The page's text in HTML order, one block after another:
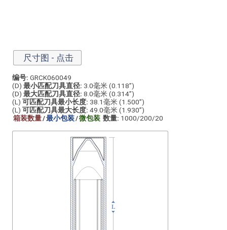
尺寸图 - 点击
编号: GRCK060049
(D) 最小匹配刀具直径: 3.0毫米 (0.118”)
(D) 最大匹配刀具直径: 8.0毫米 (0.314”)
(L) 可匹配刀具最小长度: 38.1毫米 (1.500”)
(L) 可匹配刀具最大长度: 49.0毫米 (1.930”)
箱装数量/最小包装/微包装 数量: 1000/200/20